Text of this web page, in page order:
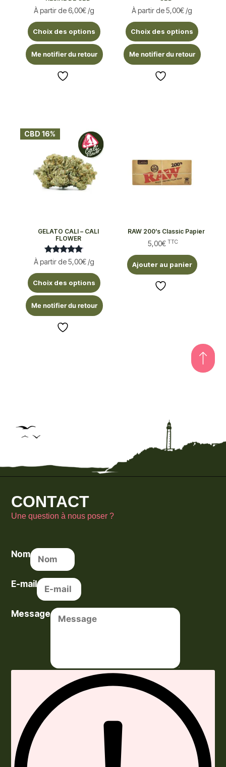
À partir de6,00€ /g
Choix des options
Me notifier du retour
À partir de5,00€ /g
Choix des options
Me notifier du retour
CBD 16%
GELATO CALI – CALI
FLOWER
Note
5.00
sur 5
À partir de5,00€ /g
Choix des options
Me notifier du retour
RAW 200’s Classic Papier
5,00€ TTC
Ajouter au panier
CONTACT
Une question à nous poser ?
Nom
E-mail
Message